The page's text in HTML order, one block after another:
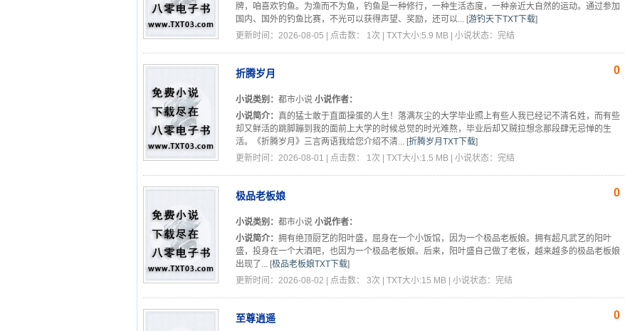
牌，咱喜欢钓鱼。为渔而不为鱼，钓鱼是一种修行，一种生活态度，一种亲近大自然的运动。通过参加
国内、国外的钓鱼比赛，不光可以获得声望、奖励，还可以... [游钓天下TXT下载]
更新时间：2026-08-05 | 点击数： 1次 | TXT大小:5.9 MB | 小说状态：完结
折腾岁月 0
小说类别： 都市小说 小说作者：
小说简介： 真的猛士敢于直面操蛋的人生！落满灰尘的大学毕业照上有些人我已经记不清名姓，而有些
却又鲜活的跳脚蹦到我的面前上大学的时候总觉的时光难熬，毕业后却又贼拉想念那段肆无忌惮的生
活。《折腾岁月》三言两语我给您介绍不清... [折腾岁月TXT下载]
更新时间：2026-08-01 | 点击数： 1次 | TXT大小:1.5 MB | 小说状态：完结
极品老板娘 0
小说类别： 都市小说 小说作者：
小说简介： 拥有绝顶厨艺的阳叶盛，屈身在一个小饭馆，因为一个极品老板娘。拥有超凡武艺的阳叶
盛，投身在一个大酒吧，也因为一个极品老板娘。后来，阳叶盛自己做了老板，越来越多的极品老板娘
出现了...
[极品老板娘TXT下载]
更新时间：2026-08-02 | 点击数： 3次 | TXT大小:15 MB | 小说状态：完结
至尊逍遥 0